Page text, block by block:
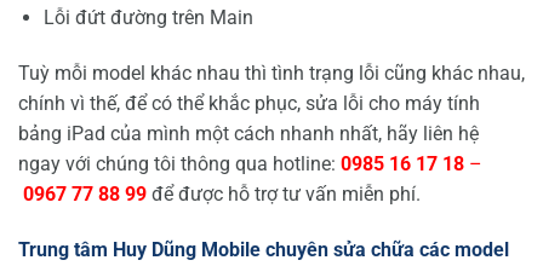
Lỗi đứt đường trên Main
Tuỳ mỗi model khác nhau thì tình trạng lỗi cũng khác nhau,
chính vì thế, để có thể khắc phục, sửa lỗi cho máy tính
bảng iPad của mình một cách nhanh nhất, hãy liên hệ
ngay với chúng tôi thông qua hotline: 0985 16 17 18 –
0967 77 88 99 để được hỗ trợ tư vấn miễn phí.
Trung tâm Huy Dũng Mobile chuyên sửa chữa các model